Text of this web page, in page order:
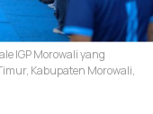
IGP Morowali yang
Kabupaten Morowali,